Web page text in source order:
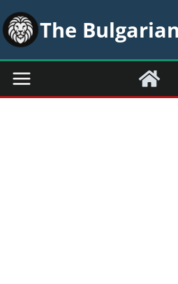
Skip
to
content
The